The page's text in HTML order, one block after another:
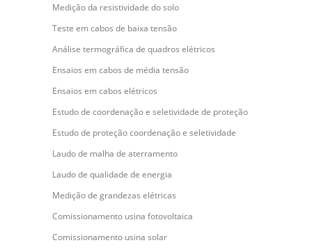
Medição da resistividade do solo
Teste em cabos de baixa tensão
Análise termográfica de quadros elétricos
Ensaios em cabos de média tensão
Ensaios em cabos elétricos
Estudo de coordenação e seletividade de proteção
Estudo de proteção coordenação e seletividade
Laudo de malha de aterramento
Laudo de qualidade de energia
Medição de grandezas elétricas
Comissionamento usina fotovoltaica
Comissionamento usina solar